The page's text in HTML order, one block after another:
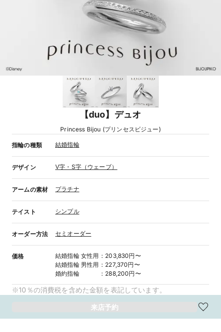
【duo】デュオ
Princess Bijou (プリンセスビジュー)
指輪の種類 結婚指輪
デザイン V字・S字（ウェーブ）
アームの素材 プラチナ
テイスト シンプル
オーダー方法 セミオーダー
価格 結婚指輪 女性用 ： 203,830円〜
結婚指輪 男性用 ： 227,370円〜
婚約指輪
： 288,200円〜
※10％の消費税を含めた金額を表記しています。
来店予約